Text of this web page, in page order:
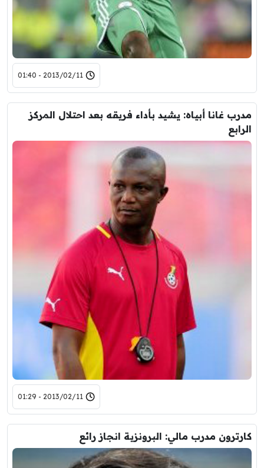
2013/02/11 - 01:40
مدرب غانا أبياه: يشيد بأداء فريقه بعد احتلال المركز
الرابع
2013/02/11 - 01:29
كارترون مدرب مالي: البرونزية انجاز رائع